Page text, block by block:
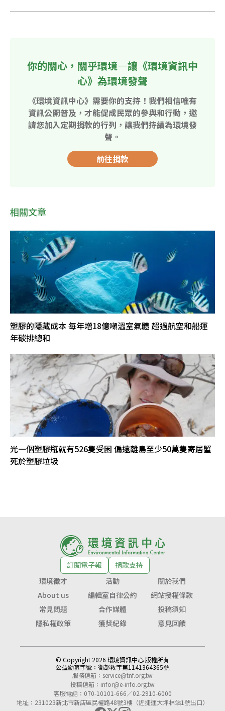
你的關心，關乎環境—讓《環境資訊中
心》為環境發聲
《環境資訊中心》需要你的支持！我們相信唯有
資訊公開普及，才能促成民眾的參與和行動，邀
請您加入定期捐款的行列，讓我們持續為環境發
聲。
前往捐款
相關文章
塑膠的隱藏成本 每年增18億噸溫室氣體 超過航空和船運
年碳排總和
光一個塑膠瓶就有526隻受困 偏遠離島至少50萬隻寄居蟹
死於塑膠垃圾
訂閱電子報
捐款支持
環境徵才
活動
關於我們
About us
編輯室自律公約
網站授權條款
常見問題
合作媒體
投稿須知
隱私權政策
獲獎紀錄 意見回饋
© Copyright 2026 環境資訊中心 版權所有
公益勸募字號： 衛部救字第1141364365號
服務信箱： service@tnf.org.tw
投稿信箱： infor@e-info.org.tw
客服電話：070-10101-666／02-2910-6000
地址：231023新北市新店區民權路48號3樓（近捷運大坪林站1號出口）